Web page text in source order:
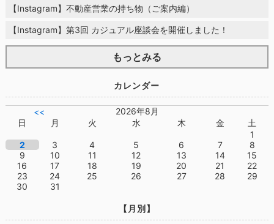
【Instagram】不動産営業の持ち物（ご案内編）
【Instagram】第3回 カジュアル座談会を開催しました！
もっとみる
カレンダー
<<
2026年8月
日
月 火 水 木 金
土
1
2
3 4 5 6 7
8
9
10 11 12 13 14
15
16
17 18 19 20 21
22
23
24 25 26 27 28
29
30
31
【月別】